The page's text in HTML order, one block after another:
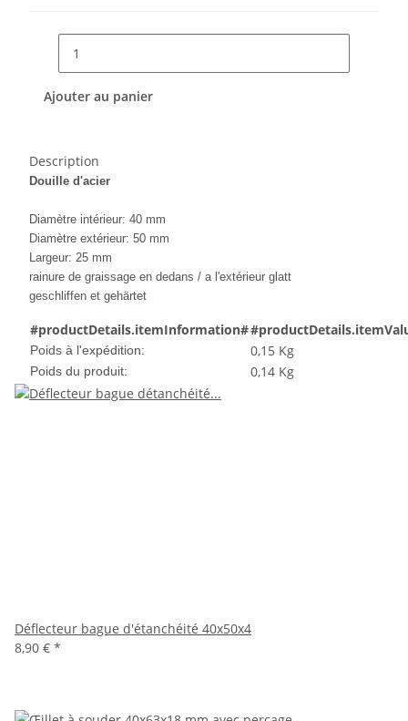
Ajouter au panier
Description
Douille d'acier
Diamètre intérieur: 40 mm
Diamètre extérieur: 50 mm
Largeur: 25 mm
rainure de graissage en dedans / a l'extérieur glatt
geschliffen et gehärtet
#productDetails.itemInformation#
Poids à l'expédition: 0,15 Kg
Poids du produit: 0,14 Kg
Déflecteur bague d'étanchéité 40x50x4
8,90 € *